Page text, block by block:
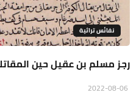
نفائس تراثية
رجز مسلم بن عقيل حين